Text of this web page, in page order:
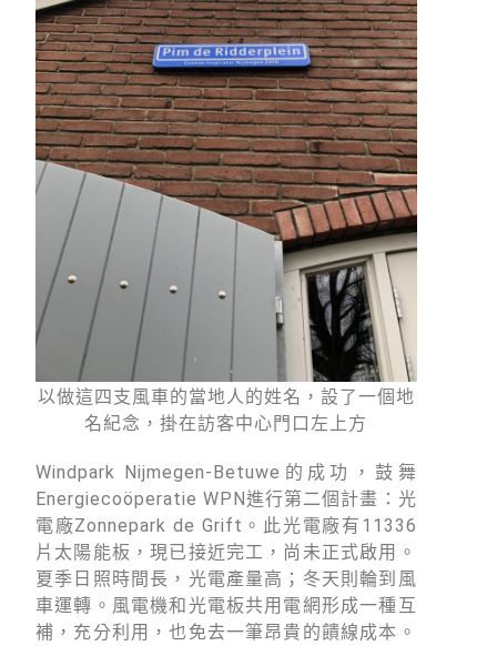
以做這四支風車的當地人的姓名，設了一個地
名紀念，掛在訪客中心門口左上方
Windpark Nijmegen-Betuwe的成功，鼓舞
Energiecoöperatie WPN進行第二個計畫：光
電廠Zonnepark de Grift。此光電廠有11336
片太陽能板，現已接近完工，尚未正式啟用。
夏季日照時間長，光電產量高；冬天則輪到風
車運轉。風電機和光電板共用電網形成一種互
補，充分利用，也免去一筆昂貴的饋線成本。